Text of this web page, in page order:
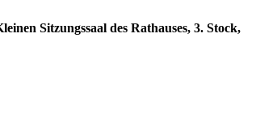
Sitzungssaal des Rathauses, 3. Stock,